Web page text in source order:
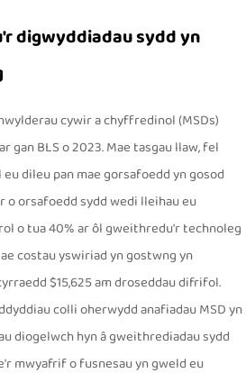
digwyddiadau sydd yn
cywir a chyffredinol (MSDs)
gan BLS o 2023. Mae tasgau llaw, fel
dileu pan mae gorsafoedd yn gosod
o orsafoedd sydd wedi lleihau eu
o tua 40% ar ôl gweithredu'r technoleg
costau yswiriad yn gostwng yn
$15,625 am droseddau difrifol.
colli oherwydd anafiadau MSD yn
diogelwch hyn â gweithrediadau sydd
mwyafrif o fusnesau yn gweld eu